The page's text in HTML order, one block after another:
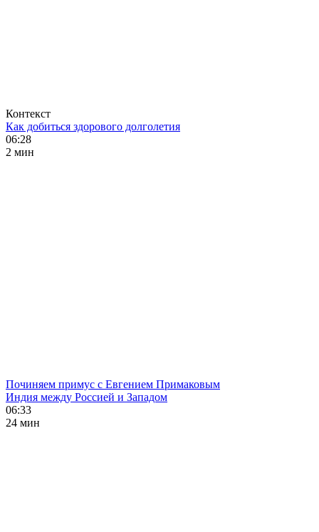
Контекст
Как добиться здорового долголетия
06:28
2 мин
Починяем примус с Евгением Примаковым
Индия между Россией и Западом
06:33
24 мин